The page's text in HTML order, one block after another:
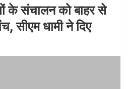
के संचालन को बाहर से
सीएम धामी ने दिए